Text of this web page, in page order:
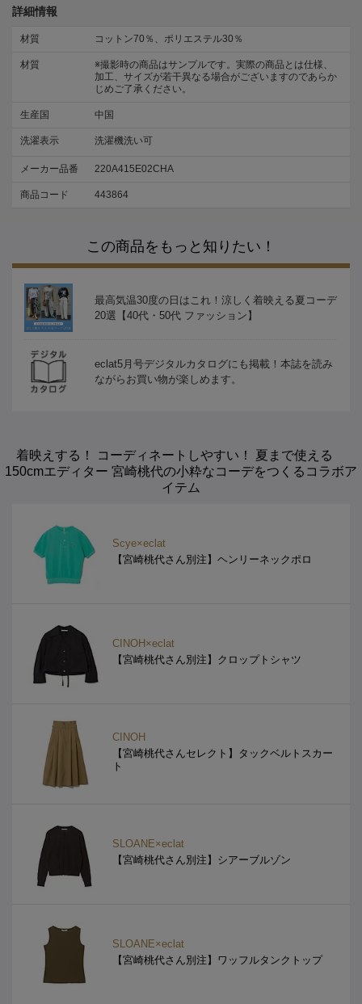
詳細情報
材質 コットン70％、ポリエステル30％
材質
※撮影時の商品はサンプルです。実際の商品とは仕様、
加工、サイズが若干異なる場合がございますのであらか
じめご了承ください。
生産国 中国
洗濯表示 洗濯機洗い可
メーカー品番 220A415E02CHA
商品コード 443864
この商品をもっと知りたい！
最高気温30度の日はこれ！涼しく着映える夏コーデ
20選【40代・50代 ファッション】
eclat5月号デジタルカタログにも掲載！本誌を読み
ながらお買い物が楽しめます。
着映えする！ コーディネートしやすい！ 夏まで使える
150cmエディター 宮崎桃代の小粋なコーデをつくるコラボア
イテム
Scye×eclat
【宮崎桃代さん別注】ヘンリーネックポロ
CINOH×eclat
【宮崎桃代さん別注】クロップトシャツ
CINOH
【宮崎桃代さんセレクト】タックベルトスカー
ト
SLOANE×eclat
【宮崎桃代さん別注】シアーブルゾン
SLOANE×eclat
【宮崎桃代さん別注】ワッフルタンクトップ